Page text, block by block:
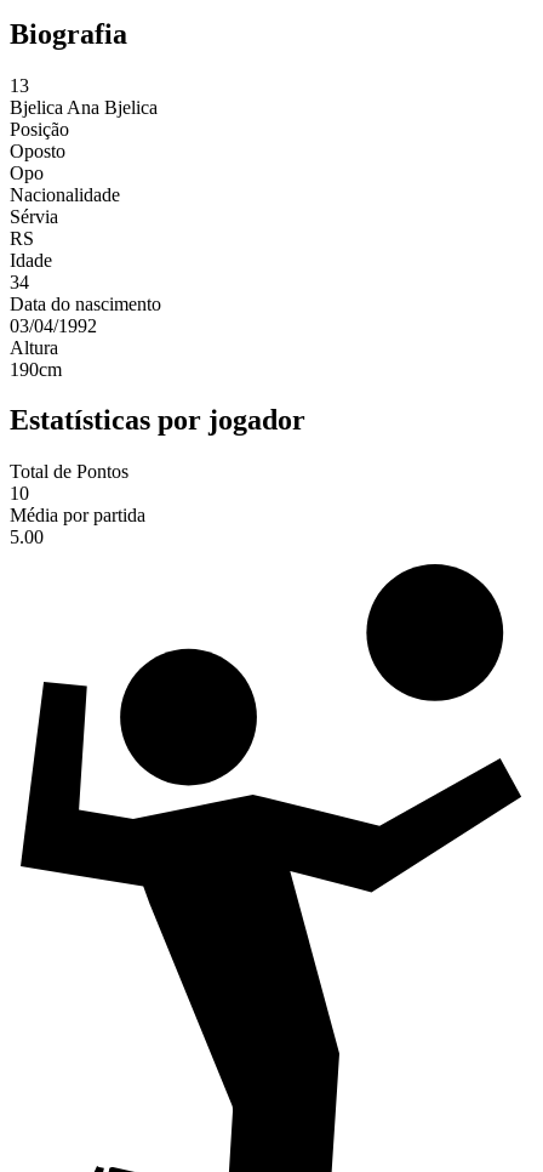
Biografia
13
Bjelica Ana Bjelica
Posição
Oposto
Opo
Nacionalidade
Sérvia
RS
Idade
34
Data do nascimento
03/04/1992
Altura
190cm
Estatísticas por jogador
Total de Pontos
10
Média por partida
5.00